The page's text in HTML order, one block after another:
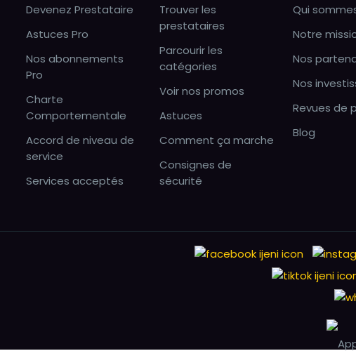
Devenez Prestataire
Astuces Pro
Nos abonnements
Pro
Charte
Comportementale
Accord de niveau de
service
Services acceptés
Trouver les
prestataires
Parcourir les
catégories
Voir nos promos
Astuces
Comment ça marche
Consignes de
sécurité
Qui
Notre
Nos
Nos
Revues de
Blog